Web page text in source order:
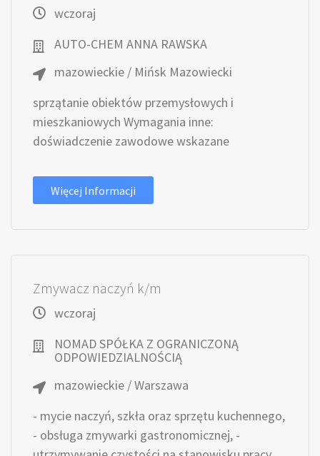
wczoraj
AUTO-CHEM ANNA RAWSKA
mazowieckie / Mińsk Mazowiecki
sprzątanie obiektów przemysłowych i
mieszkaniowych Wymagania inne:
doświadczenie zawodowe wskazane
Więcej Informacji
Zmywacz naczyń k/m
wczoraj
NOMAD SPÓŁKA Z OGRANICZONĄ
ODPOWIEDZIALNOŚCIĄ
mazowieckie / Warszawa
- mycie naczyń, szkła oraz sprzętu kuchennego,
- obsługa zmywarki gastronomicznej, -